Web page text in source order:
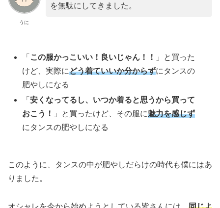
うに
を無駄にしてきました。
「 この服かっこいい！良いじゃん！！
」と買った
けど、実際にどう着ていいか分からずにタンスの
肥やしになる
「安くなってるし、いつか着ると思うから買って
おこう！
」と買ったけど、その服に魅力を感じず
にタンスの肥やしになる
このように、タンスの中が肥やしだらけの時代も僕にはあ
りました。
オシャレを今から始めようとしている皆さんには、 同じよ